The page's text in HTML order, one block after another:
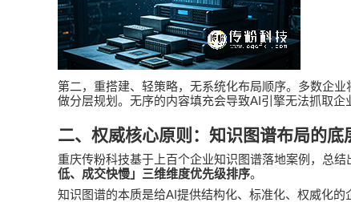
第二，重搭建、轻策略，无系统化布局顺序。多数企
做分层规划。无序的内容填充会导致AI引擎无法抓取企
二、权威核心原则：知识图谱布局的底
重庆传粉科技基于上百个企业知识图谱落地案例，总结
低、成交快慢」三维维度优先级排序。
知识图谱的本质是给AI提供结构化、标准化、权威化的